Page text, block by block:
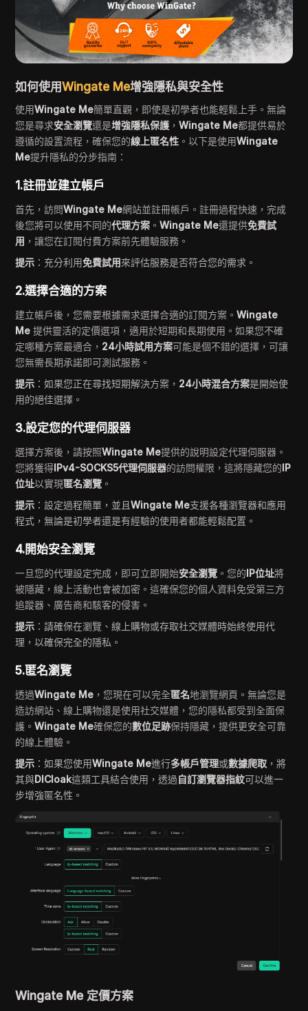
如何使用Wingate Me增強隱私與安全性
使用Wingate Me簡單直觀，即使是初學者也能輕鬆上手。無論
您是尋求安全瀏覽還是增強隱私保護 ，Wingate Me都提供易於
遵循的設置流程，確保您的線上匿名性 。以下是使用Wingate
Me提升隱私的分步指南：
1.註冊並建立帳戶
首先，訪問Wingate Me網站並註冊帳戶。註冊過程快速，完成
後您將可以使用不同的代理方案 。Wingate Me還提供免費試
用 ，讓您在訂閱付費方案前先體驗服務。
提示 ：充分利用免費試用來評估服務是否符合您的需求。
2.選擇合適的方案
建立帳戶後，您需要根據需求選擇合適的訂閱方案。Wingate
Me 提供靈活的定價選項，適用於短期和長期使用。如果您不確
定哪種方案最適合， 24小時試用方案可能是個不錯的選擇，可讓
您無需長期承諾即可測試服務。
提示 ：如果您正在尋找短期解決方案， 24小時混合方案是開始使
用的絕佳選擇。
3.設定您的代理伺服器
選擇方案後，請按照Wingate Me提供的說明設定代理伺服器。
您將獲得IPv4-SOCKS5代理伺服器的訪問權限，這將隱藏您的IP
位址以實現匿名瀏覽 。
提示 ：設定過程簡單，並且Wingate Me支援各種瀏覽器和應用
程式，無論是初學者還是有經驗的使用者都能輕鬆配置。
4.開始安全瀏覽
一旦您的代理設定完成，即可立即開始安全瀏覽 。您的IP位址將
被隱藏，線上活動也會被加密。這確保您的個人資料免受第三方
追蹤器、廣告商和駭客的侵害。
提示 ：請確保在瀏覽、線上購物或存取社交媒體時始終使用代
理，以確保完全的隱私。
5.匿名瀏覽
透過Wingate Me ，您現在可以完全匿名地瀏覽網頁。無論您是
造訪網站、線上購物還是使用社交媒體，您的隱私都受到全面保
護。Wingate Me確保您的數位足跡保持隱藏，提供更安全可靠
的線上體驗。
提示 ：如果您使用Wingate Me進行多帳戶管理或數據爬取 ，將
其與DICloak這類工具結合使用，透過自訂瀏覽器指紋可以進一
步增強匿名性。
Wingate Me 定價方案